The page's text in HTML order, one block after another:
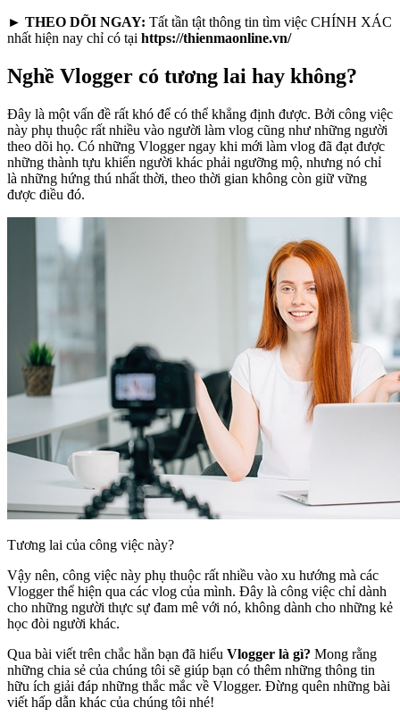
► THEO DÕI NGAY: Tất tần tật thông tin tìm việc CHÍNH XÁC
nhất hiện nay chỉ có tại https://thienmaonline.vn/
Nghề Vlogger có tương lai hay không?
Đây là một vấn đề rất khó để có thể khẳng định được. Bởi công việc
này phụ thuộc rất nhiều vào người làm vlog cũng như những người
theo dõi họ. Có những Vlogger ngay khi mới làm vlog đã đạt được
những thành tựu khiến người khác phải ngưỡng mộ, nhưng nó chỉ
là những hứng thú nhất thời, theo thời gian không còn giữ vững
được điều đó.
Tương lai của công việc này?
Vậy nên, công việc này phụ thuộc rất nhiều vào xu hướng mà các
Vlogger thể hiện qua các vlog của mình. Đây là công việc chỉ dành
cho những người thực sự đam mê với nó, không dành cho những kẻ
học đòi người khác.
Qua bài viết trên chắc hẳn bạn đã hiểu Vlogger là gì? Mong rằng
những chia sẻ của chúng tôi sẽ giúp bạn có thêm những thông tin
hữu ích giải đáp những thắc mắc về Vlogger. Đừng quên những bài
viết hấp dẫn khác của chúng tôi nhé!